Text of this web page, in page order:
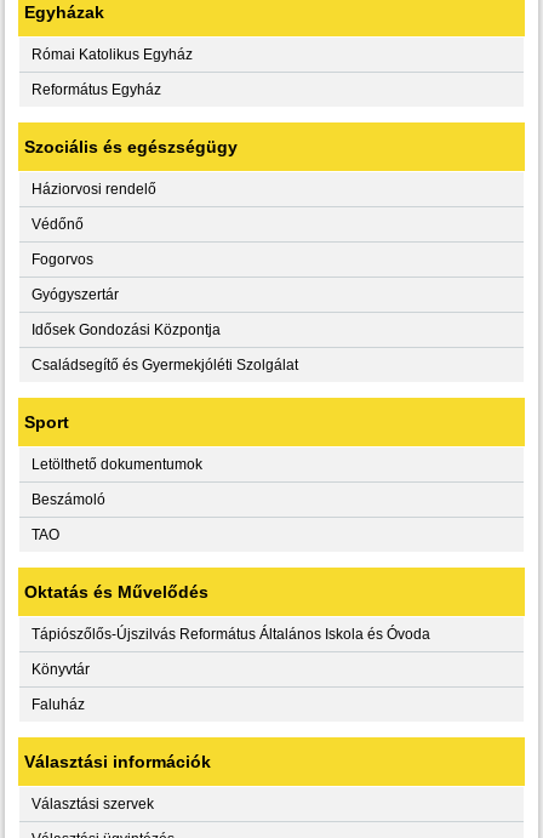
Egyházak
Római Katolikus Egyház
Református Egyház
Szociális és egészségügy
Háziorvosi rendelő
Védőnő
Fogorvos
Gyógyszertár
Idősek Gondozási Központja
Családsegítő és Gyermekjóléti Szolgálat
Sport
Letölthető dokumentumok
Beszámoló
TAO
Oktatás és Művelődés
Tápiószőlős-Újszilvás Református Általános Iskola és Óvoda
Könyvtár
Faluház
Választási információk
Választási szervek